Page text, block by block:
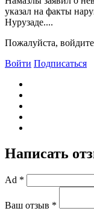
указал на факты
Нурузаде....
Пожалуйста,
Войти Подписаться
Написать
Ad *
Ваш отзыв *